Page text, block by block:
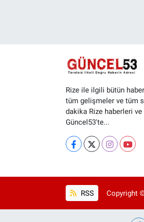
Rize ile ilgili bütün
tüm gelişmeler ve tüm
dakika Rize haberleri
Güncel53'te...
RSS Copyright